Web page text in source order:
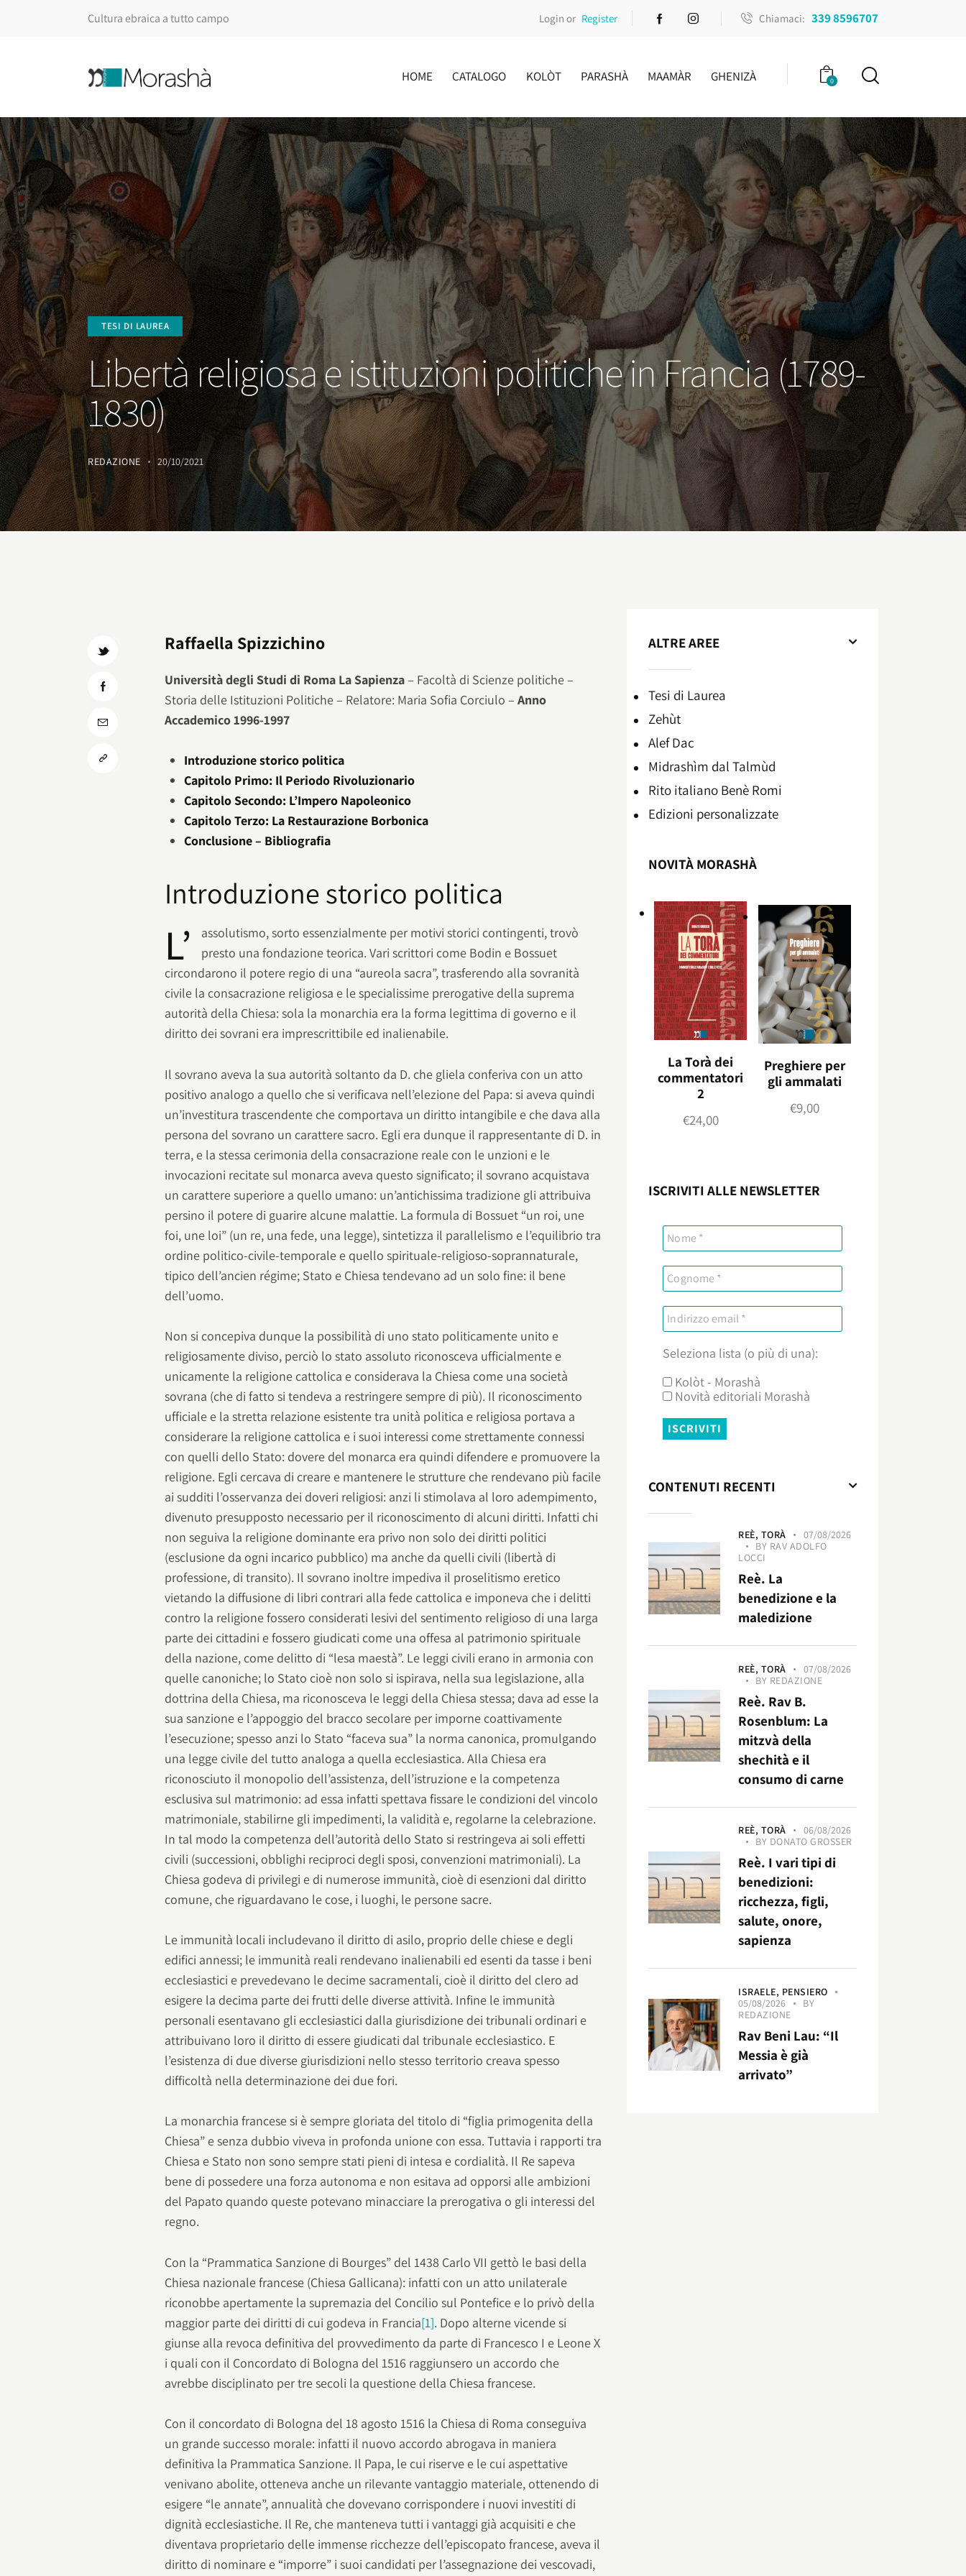
Cultura ebraica a tutto campo Login or Register Chiamaci: 339 8596707
HOME CATALOGO KOLÒT PARASHÀ MAAMÀR GHENIZÀ 0
TESI DI LAUREA
Libertà religiosa e istituzioni politiche in Francia (1789-
1830)
REDAZIONE 20/10/2021
Raffaella Spizzichino
Università degli Studi di Roma La Sapienza– Facoltà di Scienze politiche –
Storia delle Istituzioni Politiche – Relatore: Maria Sofia Corciulo –Anno
Accademico 1996-1997
Introduzione storico politica
Capitolo Primo: Il Periodo Rivoluzionario
Capitolo Secondo: L’Impero Napoleonico
Capitolo Terzo: La Restaurazione Borbonica
Conclusione – Bibliografia
Introduzione storico politica
L’
assolutismo, sorto essenzialmente per motivi storici contingenti, trovò
presto una fondazione teorica. Vari scrittori come Bodin e Bossuet
circondarono il potere regio di una “aureola sacra”, trasferendo alla sovranità
civile la consacrazione religiosa e le specialissime prerogative della suprema
autorità della Chiesa: sola la monarchia era la forma legittima di governo e il
diritto dei sovrani era imprescrittibile ed inalienabile.
Il sovrano aveva la sua autorità soltanto da D. che gliela conferiva con un atto
positivo analogo a quello che si verificava nell’elezione del Papa: si aveva quindi
un’investitura trascendente che comportava un diritto intangibile e che dava alla
persona del sovrano un carattere sacro. Egli era dunque il rappresentante di D. in
terra, e la stessa cerimonia della consacrazione reale con le unzioni e le
invocazioni recitate sul monarca aveva questo significato; il sovrano acquistava
un carattere superiore a quello umano: un’antichissima tradizione gli attribuiva
persino il potere di guarire alcune malattie. La formula di Bossuet “un roi, une
foi, une loi” (un re, una fede, una legge), sintetizza il parallelismo e l’equilibrio tra
ordine politico-civile-temporale e quello spirituale-religioso-soprannaturale,
tipico dell’ancien régime; Stato e Chiesa tendevano ad un solo fine: il bene
dell’uomo.
Non si concepiva dunque la possibilità di uno stato politicamente unito e
religiosamente diviso, perciò lo stato assoluto riconosceva ufficialmente e
unicamente la religione cattolica e considerava la Chiesa come una società
sovrana (che di fatto si tendeva a restringere sempre di più). Il riconoscimento
ufficiale e la stretta relazione esistente tra unità politica e religiosa portava a
considerare la religione cattolica e i suoi interessi come strettamente connessi
con quelli dello Stato: dovere del monarca era quindi difendere e promuovere la
religione. Egli cercava di creare e mantenere le strutture che rendevano più facile
ai sudditi l’osservanza dei doveri religiosi: anzi li stimolava al loro adempimento,
divenuto presupposto necessario per il riconoscimento di alcuni diritti. Infatti chi
non seguiva la religione dominante era privo non solo dei diritti politici
(esclusione da ogni incarico pubblico) ma anche da quelli civili (libertà di
professione, di transito). Il sovrano inoltre impediva il proselitismo eretico
vietando la diffusione di libri contrari alla fede cattolica e imponeva che i delitti
contro la religione fossero considerati lesivi del sentimento religioso di una larga
parte dei cittadini e fossero giudicati come una offesa al patrimonio spirituale
della nazione, come delitto di “lesa maestà”. Le leggi civili erano in armonia con
quelle canoniche; lo Stato cioè non solo si ispirava, nella sua legislazione, alla
dottrina della Chiesa, ma riconosceva le leggi della Chiesa stessa; dava ad esse la
sua sanzione e l’appoggio del bracco secolare per imporne coattivamente
l’esecuzione; spesso anzi lo Stato “faceva sua” la norma canonica, promulgando
una legge civile del tutto analoga a quella ecclesiastica. Alla Chiesa era
riconosciuto il monopolio dell’assistenza, dell’istruzione e la competenza
esclusiva sul matrimonio: ad essa infatti spettava fissare le condizioni del vincolo
matrimoniale, stabilirne gli impedimenti, la validità e, regolarne la celebrazione.
In tal modo la competenza dell’autorità dello Stato si restringeva ai soli effetti
civili (successioni, obblighi reciproci degli sposi, convenzioni matrimoniali). La
Chiesa godeva di privilegi e di numerose immunità, cioè di esenzioni dal diritto
comune, che riguardavano le cose, i luoghi, le persone sacre.
Le immunità locali includevano il diritto di asilo, proprio delle chiese e degli
edifici annessi; le immunità reali rendevano inalienabili ed esenti da tasse i beni
ecclesiastici e prevedevano le decime sacramentali, cioè il diritto del clero ad
esigere la decima parte dei frutti delle diverse attività. Infine le immunità
personali esentavano gli ecclesiastici dalla giurisdizione dei tribunali ordinari e
attribuivano loro il diritto di essere giudicati dal tribunale ecclesiastico. E
l’esistenza di due diverse giurisdizioni nello stesso territorio creava spesso
difficoltà nella determinazione dei due fori.
La monarchia francese si è sempre gloriata del titolo di “figlia primogenita della
Chiesa” e senza dubbio viveva in profonda unione con essa. Tuttavia i rapporti tra
Chiesa e Stato non sono sempre stati pieni di intesa e cordialità. Il Re sapeva
bene di possedere una forza autonoma e non esitava ad opporsi alle ambizioni
del Papato quando queste potevano minacciare la prerogativa o gli interessi del
regno.
Con la “Prammatica Sanzione di Bourges” del 1438 Carlo VII gettò le basi della
Chiesa nazionale francese (Chiesa Gallicana): infatti con un atto unilaterale
riconobbe apertamente la supremazia del Concilio sul Pontefice e lo privò della
maggior parte dei diritti di cui godeva in Francia[1]. Dopo alterne vicende si
giunse alla revoca definitiva del provvedimento da parte di Francesco I e Leone X
i quali con il Concordato di Bologna del 1516 raggiunsero un accordo che
avrebbe disciplinato per tre secoli la questione della Chiesa francese.
Con il concordato di Bologna del 18 agosto 1516 la Chiesa di Roma conseguiva
un grande successo morale: infatti il nuovo accordo abrogava in maniera
definitiva la Prammatica Sanzione. Il Papa, le cui riserve e le cui aspettative
venivano abolite, otteneva anche un rilevante vantaggio materiale, ottenendo di
esigere “le annate”, annualità che dovevano corrispondere i nuovi investiti di
dignità ecclesiastiche. Il Re, che manteneva tutti i vantaggi già acquisiti e che
diventava proprietario delle immense ricchezze dell’episcopato francese, aveva il
diritto di nominare e “imporre” i suoi candidati per l’assegnazione dei vescovadi,
ALTRE AREE
Tesi di Laurea
Zehùt
Alef Dac
Midrashìm dal Talmùd
Rito italiano Benè Romi​
Edizioni personalizzate
NOVITÀ MORASHÀ
La Torà dei
commentatori
2
€24,00
Preghiere per
gli ammalati
€9,00
ISCRIVITI ALLE NEWSLETTER
Seleziona lista (o più di una):
Kolòt - Morashà
Novità editoriali Morashà
CONTENUTI RECENTI
REÈ, TORÀ
07/08/2026
BY RAV ADOLFO
LOCCI
Reè. La
benedizione e la
maledizione
REÈ, TORÀ
07/08/2026
BY REDAZIONE
Reè. Rav B.
Rosenblum: La
mitzvà della
shechità e il
consumo di carne
REÈ, TORÀ
06/08/2026
BY DONATO GROSSER
Reè. I vari tipi di
benedizioni:
ricchezza, figli,
salute, onore,
sapienza
ISRAELE, PENSIERO
05/08/2026
BY
REDAZIONE
Rav Beni Lau: “Il
Messia è già
arrivato”